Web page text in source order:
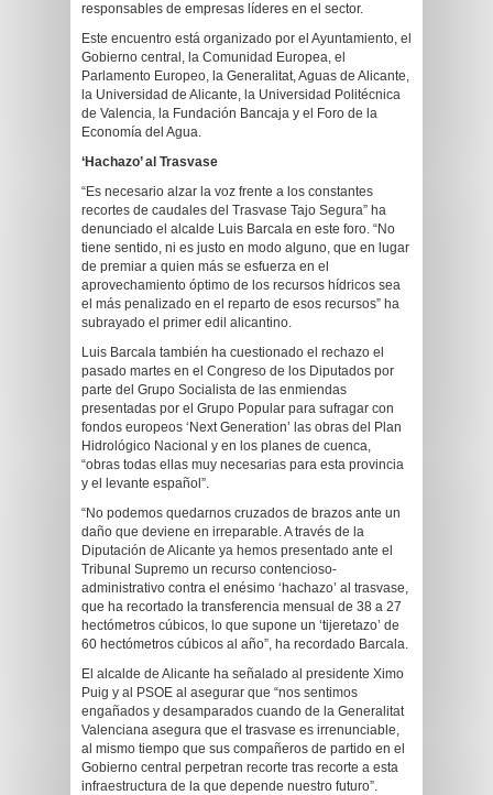
responsables de empresas líderes en el sector.
Este encuentro está organizado por el Ayuntamiento, el
Gobierno central, la Comunidad Europea, el
Parlamento Europeo, la Generalitat, Aguas de Alicante,
la Universidad de Alicante, la Universidad Politécnica
de Valencia, la Fundación Bancaja y el Foro de la
Economía del Agua.
‘Hachazo’ al Trasvase
“Es necesario alzar la voz frente a los constantes
recortes de caudales del Trasvase Tajo Segura” ha
denunciado el alcalde Luis Barcala en este foro. “No
tiene sentido, ni es justo en modo alguno, que en lugar
de premiar a quien más se esfuerza en el
aprovechamiento óptimo de los recursos hídricos sea
el más penalizado en el reparto de esos recursos” ha
subrayado el primer edil alicantino.
Luis Barcala también ha cuestionado el rechazo el
pasado martes en el Congreso de los Diputados por
parte del Grupo Socialista de las enmiendas
presentadas por el Grupo Popular para sufragar con
fondos europeos ‘Next Generation’ las obras del Plan
Hidrológico Nacional y en los planes de cuenca,
“obras todas ellas muy necesarias para esta provincia
y el levante español”.
“No podemos quedarnos cruzados de brazos ante un
daño que deviene en irreparable. A través de la
Diputación de Alicante ya hemos presentado ante el
Tribunal Supremo un recurso contencioso-
administrativo contra el enésimo ‘hachazo’ al trasvase,
que ha recortado la transferencia mensual de 38 a 27
hectómetros cúbicos, lo que supone un ‘tijeretazo’ de
60 hectómetros cúbicos al año”, ha recordado Barcala.
El alcalde de Alicante ha señalado al presidente Ximo
Puig y al PSOE al asegurar que “nos sentimos
engañados y desamparados cuando de la Generalitat
Valenciana asegura que el trasvase es irrenunciable,
al mismo tiempo que sus compañeros de partido en el
Gobierno central perpetran recorte tras recorte a esta
infraestructura de la que depende nuestro futuro”.